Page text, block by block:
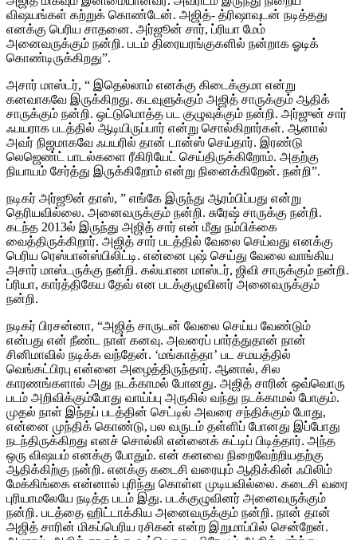
விஷயங்கள் கற்றுக் கொண்டேன். அஜித்- த்ரிஷாவுடன் நடித்தது
எனக்கு பெரிய சாதனை. அர்ஜூன் சார், ப்ரியா மேம்
அனைவருக்கும் நன்றி. படம் திரையரங்குகளில் நன்றாக ஓடிக்
கொண்டிருக்கிறது”.
அசார் மாஸ்டர், “ இதெல்லாம் எனக்கு கிடைக்குமா என்று
கனவாகவே இருக்கிறது. கடவுளுக்கும் அஜித் சாருக்கும் ஆதிக்
சாருக்கும் நன்றி. ஒட்டுமொத்த பட குழுவுக்கும் நன்றி. அர்ஜுன் சார்
ஃபயராக படத்தில் ஆடியிருப்பார் என்று சொல்கிறார்கள். ஆனால்
அவர் நிஜமாகவே ஃபயரில் தான் டான்ஸ் செய்தார். இரண்டு
லெஜெண்ட் பாடல்களை ரீகிரியேட் செய்திருக்கிறோம். அதற்கு
நியாயம் சேர்த்து இருக்கிறோம் என்று நினைக்கிறேன். நன்றி”.
நடிகர் அர்ஜூன் தாஸ், ” எங்கே இருந்து ஆரம்பிப்பது என்று
தெரியவில்லை. அனைவருக்கும் நன்றி. சுரேஷ் சாருக்கு நன்றி.
கடந்த 2013ல் இருந்து அஜித் சார் என் மீது நம்பிக்கை
வைத்திருக்கிறார். அஜித் சார் படத்தில் வேலை செய்வது எனக்கு
பெரிய ரெஸ்பான்ஸ்பிலிட்டி. என்னை புஷ் செய்து வேலை வாங்கிய
அசார் மாஸ்டருக்கு நன்றி. கல்யாண மாஸ்டர், ஜிவி சாருக்கும் நன்றி.
ப்ரியா, கார்த்திகேய தேவ் என படக்குழுவினர் அனைவருக்கும்
நன்றி.
நடிகர் பிரசன்னா, “அஜித் சாருடன் வேலை செய்ய வேண்டும்
என்பது என் நீண்ட நாள் கனவு. அவரைப் பார்த்துதான் நான்
சினிமாவில் நடிக்க வந்தேன். ‘மங்காத்தா’ பட சமயத்தில்
வெங்கட்பிரபு என்னை அழைத்திருந்தார். ஆனால், சில
காரணங்களால் அது நடக்காமல் போனது. அஜித் சாரின் ஒவ்வொரு
படம் அறிவிக்கும்போது வாய்ப்பு அருகில் வந்து நடக்காமல் போகும்.
முதல் நாள் இந்தப் படத்தின் செட்டில் அவரை சந்திக்கும் போது,
என்னை முந்திக் கொண்டு, பல வருடம் தள்ளிப் போனது இப்போது
நடந்திருக்கிறது எனச் சொல்லி என்னைக் கட்டிப் பிடித்தார். அந்த
ஒரு விஷயம் எனக்கு போதும். என் கனவை நிறைவேற்றியதற்கு
ஆதிக்கிற்கு நன்றி. எனக்கு கடைசி வரையும் ஆதிக்கின் ஃபிலிம்
மேக்கிங்கை என்னால் புரிந்து கொள்ள முடியவில்லை. கடைசி வரை
புரியாமலேயே நடித்த படம் இது. படக்குழுவினர் அனைவருக்கும்
நன்றி. படத்தை ஹிட்டாக்கிய அனைவருக்கும் நன்றி. நான் தான்
அஜித் சாரின் மிகப்பெரிய ரசிகன் என்ற இறுமாப்பில் சென்றேன்.